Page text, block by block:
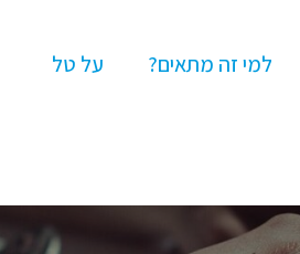
למי זה מתאים? על טל